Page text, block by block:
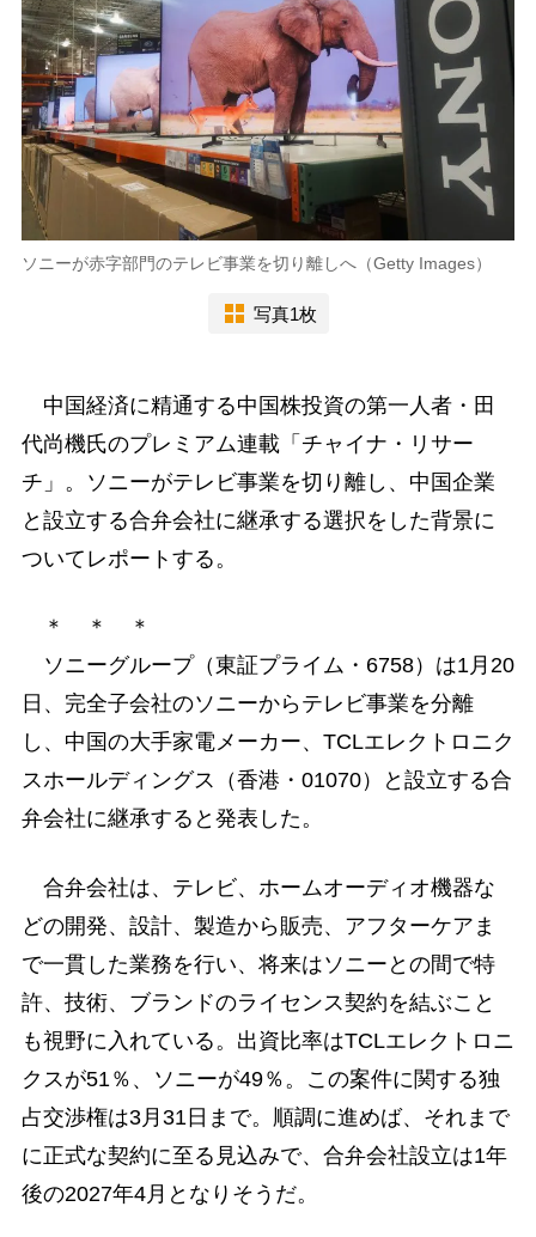
ソニーが赤字部門のテレビ事業を切り離しへ（Getty Images）
写真1枚
中国経済に精通する中国株投資の第一人者・田
代尚機氏のプレミアム連載「チャイナ・リサー
チ」。ソニーがテレビ事業を切り離し、中国企業
と設立する合弁会社に継承する選択をした背景に
ついてレポートする。
＊ ＊ ＊
ソニーグループ（東証プライム・6758）は1月20
日、完全子会社のソニーからテレビ事業を分離
し、中国の大手家電メーカー、TCLエレクトロニク
スホールディングス（香港・01070）と設立する合
弁会社に継承すると発表した。
合弁会社は、テレビ、ホームオーディオ機器な
どの開発、設計、製造から販売、アフターケアま
で一貫した業務を行い、将来はソニーとの間で特
許、技術、ブランドのライセンス契約を結ぶこと
も視野に入れている。出資比率はTCLエレクトロニ
クスが51％、ソニーが49％。この案件に関する独
占交渉権は3月31日まで。順調に進めば、それまで
に正式な契約に至る見込みで、合弁会社設立は1年
後の2027年4月となりそうだ。